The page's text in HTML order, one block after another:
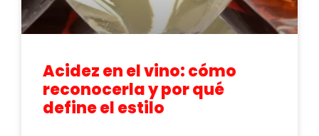
Acidez en el vino: cómo
reconocerla y por qué
define el estilo